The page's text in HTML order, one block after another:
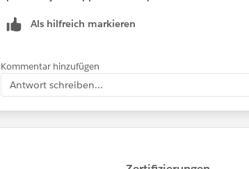
Als hilfreich markieren
Kommentar hinzufügen
Antwort schreiben...